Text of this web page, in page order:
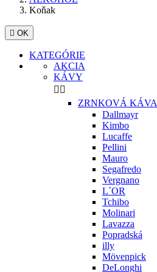
Koňak
 OK
KATEGÓRIE
AKCIA
KÁVY
 
ZRNKOVÁ KÁVA
Dallmayr
Kimbo
Lucaffe
Pellini
Mauro
Segafredo
Vergnano
L´OR
Tchibo
Molinari
Lavazza
Popradská
illy
Mövenpick
DeLonghi